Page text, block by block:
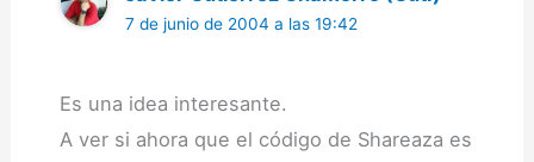
7 de junio de 2004 a las 19:42
Es una idea interesante.
A ver si ahora que el código de Shareaza es